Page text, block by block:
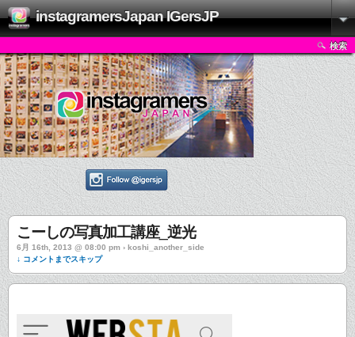
instagramersJapan IGersJP
検索
こーしの写真加工講座_逆光
6月 16th, 2013 @ 08:00 pm › koshi_another_side
↓ コメントまでスキップ